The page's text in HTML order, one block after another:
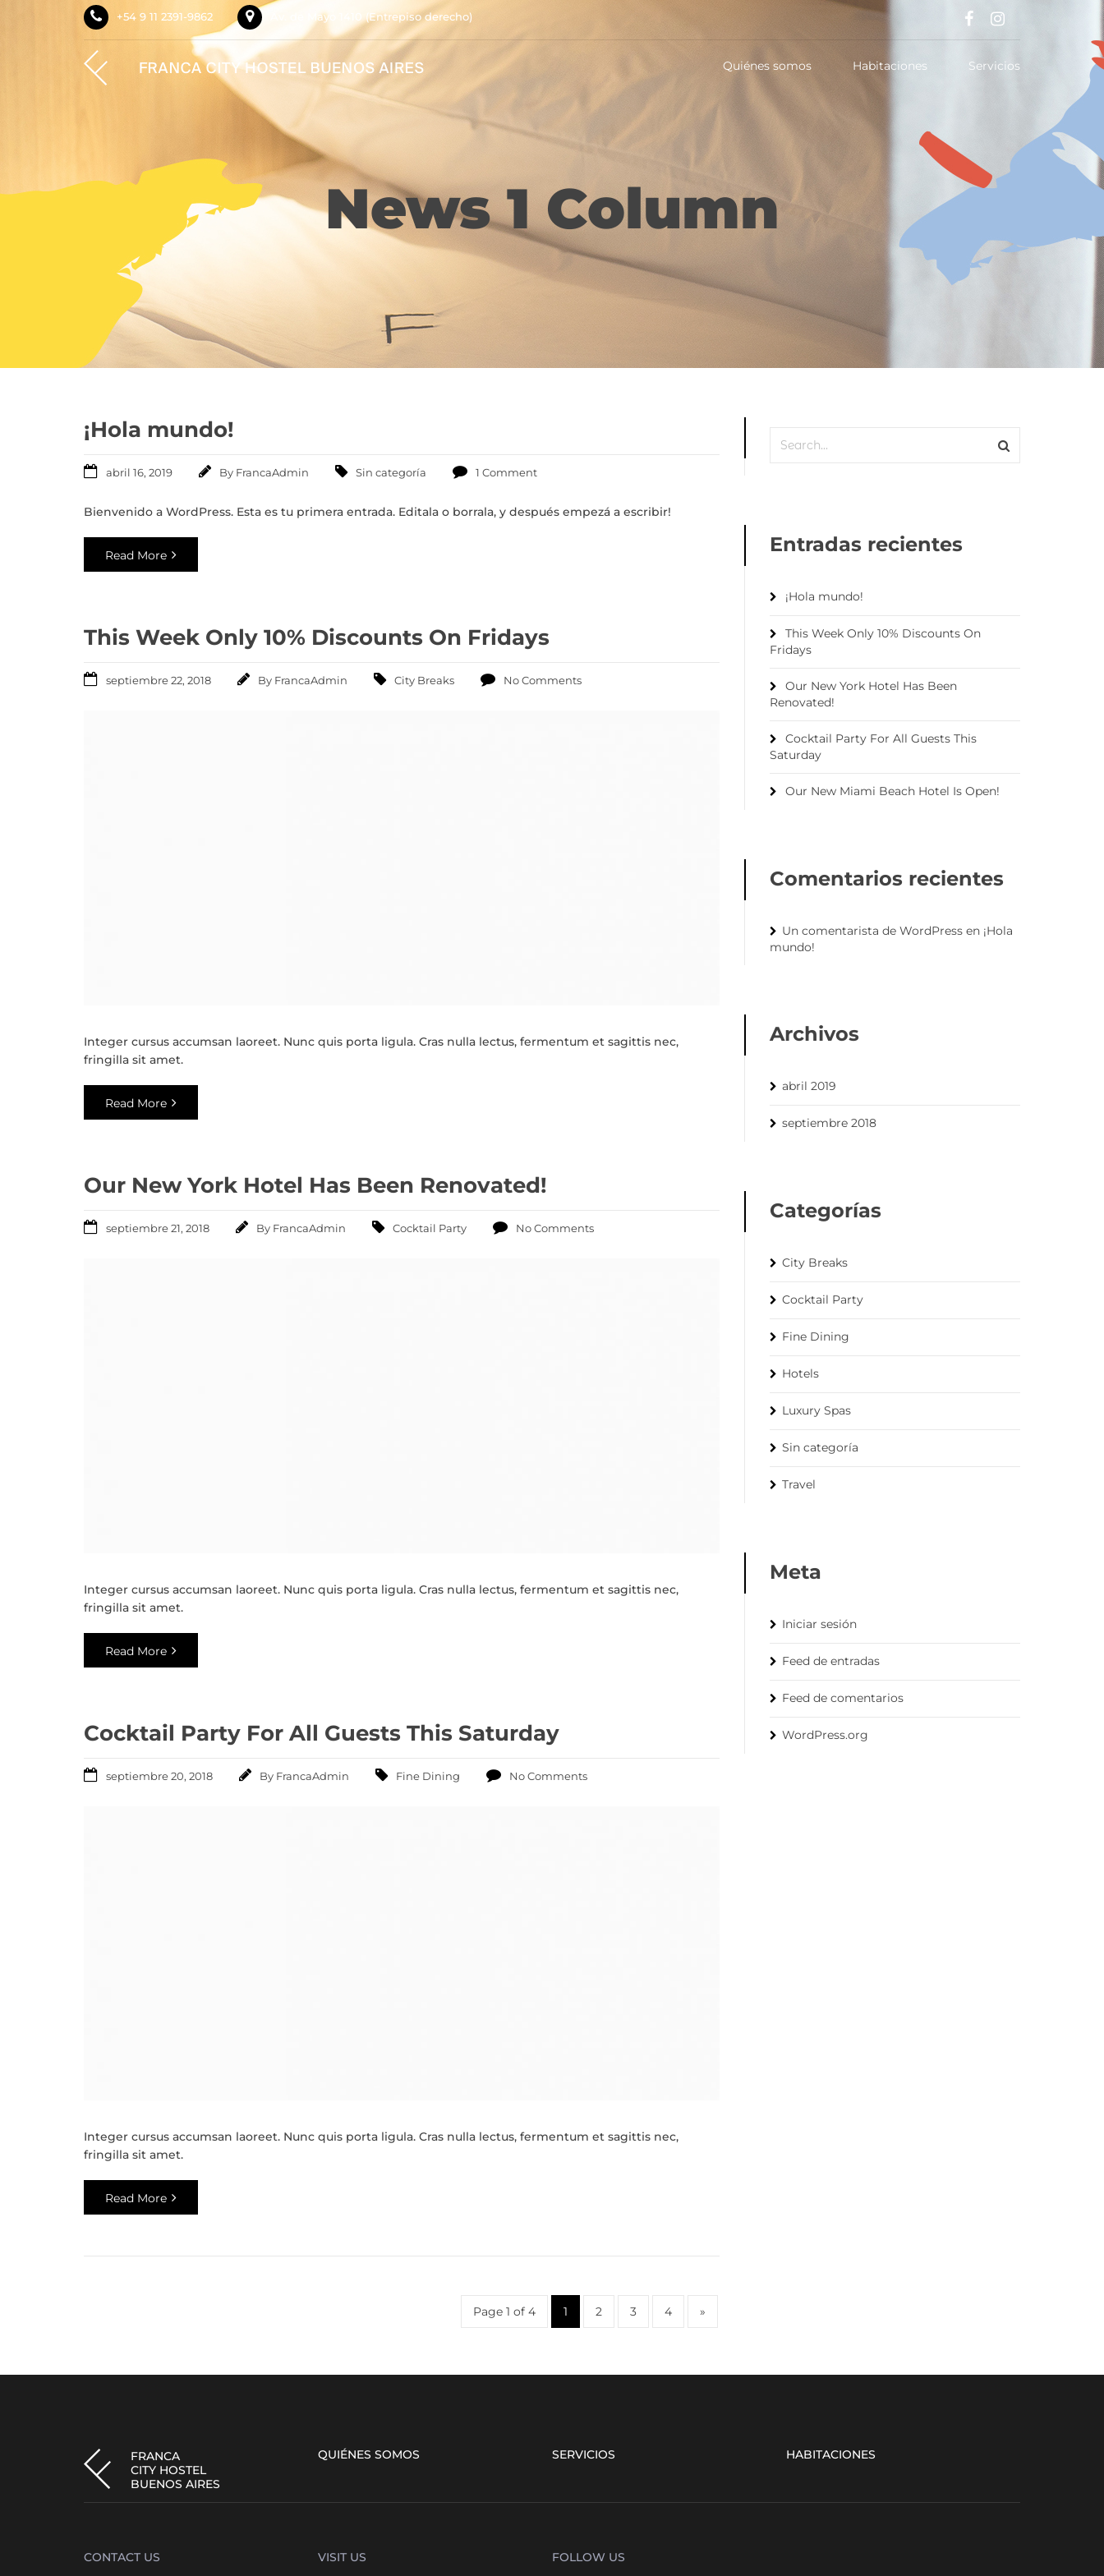
+54 9 11 2391-9862 Av. de Mayo 1410 (Entrepiso derecho)
Quiénes somos Habitaciones Servicios
News 1 Column
¡Hola mundo!
abril 16, 2019 By FrancaAdmin Sin categoría 1 Comment
Bienvenido a WordPress. Esta es tu primera entrada. Editala o borrala, y después empezá a escribir!
Read More
This Week Only 10% Discounts On Fridays
septiembre 22, 2018 By FrancaAdmin City Breaks No Comments
Integer cursus accumsan laoreet. Nunc quis porta ligula. Cras nulla lectus, fermentum et sagittis nec,
fringilla sit amet.
Read More
Our New York Hotel Has Been Renovated!
septiembre 21, 2018 By FrancaAdmin Cocktail Party No Comments
Integer cursus accumsan laoreet. Nunc quis porta ligula. Cras nulla lectus, fermentum et sagittis nec,
fringilla sit amet.
Read More
Cocktail Party For All Guests This Saturday
septiembre 20, 2018 By FrancaAdmin Fine Dining No Comments
Integer cursus accumsan laoreet. Nunc quis porta ligula. Cras nulla lectus, fermentum et sagittis nec,
fringilla sit amet.
Read More
Page 1 of 4 1 2 3 4 »
Entradas recientes
¡Hola mundo!
This Week Only 10% Discounts On
Fridays
Our New York Hotel Has Been
Renovated!
Cocktail Party For All Guests This
Saturday
Our New Miami Beach Hotel Is Open!
Comentarios recientes
Un comentarista de WordPress en ¡Hola
mundo!
Archivos
abril 2019
septiembre 2018
Categorías
City Breaks
Cocktail Party
Fine Dining
Hotels
Luxury Spas
Sin categoría
Travel
Meta
Iniciar sesión
Feed de entradas
Feed de comentarios
WordPress.org
FRANCA
CITY HOSTEL
BUENOS AIRES
QUIÉNES SOMOS SERVICIOS HABITACIONES
CONTACT US VISIT US FOLLOW US